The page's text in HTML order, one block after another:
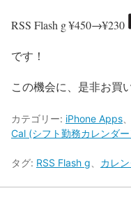
RSS Flash g ¥450→¥230
です！
この機会に、是非お買
カテゴリー: iPhone Apps
Cal (シフト勤務カレンダー
タグ: RSS Flash g カレ